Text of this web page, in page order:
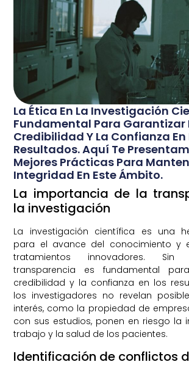
La Ética En La Investigación
Fundamental Para Garantizar
Credibilidad Y La Confianza En
Resultados. Aquí Te
Mejores Prácticas Para
Integridad En Este Ámbito.
La importancia de la
la investigación
La investigación científica es una
para el avance del conocimiento y
tratamientos innovadores.
transparencia es fundamental
credibilidad y la confianza en los
los investigadores no revelan
interés, como la propiedad de
con sus estudios, ponen en riesgo la
trabajo y la salud de los pacientes.
Identificación de conflictos